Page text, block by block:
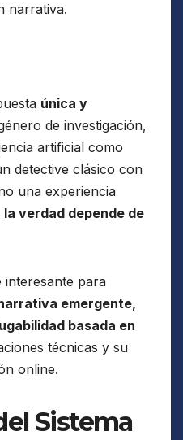
narrativa.
única y
de investigación,
artificial como
detective clásico con
una experiencia
la verdad depende de
interesante para
emergente,
basada en
técnicas y su
online.
Sistema